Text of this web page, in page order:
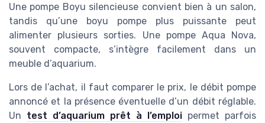
Une pompe Boyu silencieuse convient bien à un salon,
tandis qu’une boyu pompe plus puissante peut
alimenter plusieurs sorties. Une pompe Aqua Nova,
souvent compacte, s’intègre facilement dans un
meuble d’aquarium.
Lors de l’achat, il faut comparer le prix, le débit pompe
annoncé et la présence éventuelle d’un débit réglable.
Un test d’aquarium prêt à l’emploi permet parfois